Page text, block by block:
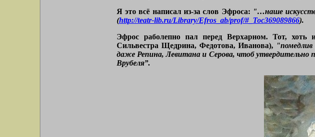
Я это всё написал из-за слов Эфроса: "…наше
(http://teatr-lib.ru/Library/Efros_ab/prof/#_Toc369089866).
Эфрос раболепно пал перед Верхарном. Тот, хоть
Сильвестра Щедрина, Федотова, Иванова),
даже Репина, Левитана и Серова, чтоб
Врубеля”.